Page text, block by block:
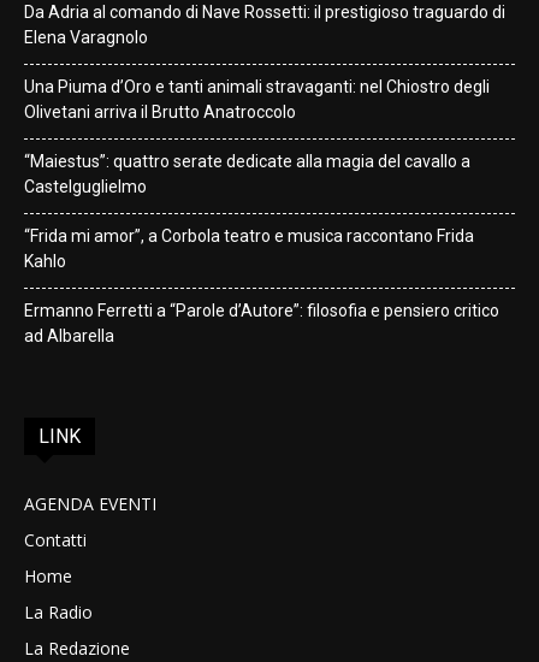
Da Adria al comando di Nave Rossetti: il prestigioso traguardo di
Elena Varagnolo
Una Piuma d’Oro e tanti animali stravaganti: nel Chiostro degli
Olivetani arriva il Brutto Anatroccolo
“Maiestus”: quattro serate dedicate alla magia del cavallo a
Castelguglielmo
“Frida mi amor”, a Corbola teatro e musica raccontano Frida
Kahlo
Ermanno Ferretti a “Parole d’Autore”: filosofia e pensiero critico
ad Albarella
LINK
AGENDA EVENTI
Contatti
Home
La Radio
La Redazione